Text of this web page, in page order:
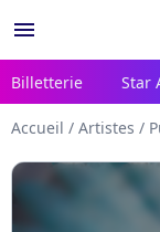
menu
Billetterie Star
Accueil / Artistes /